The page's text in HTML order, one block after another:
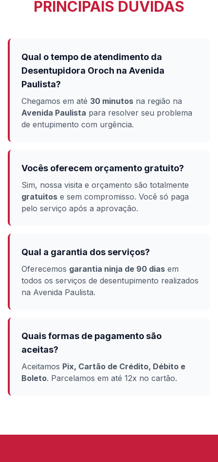
PRINCIPAIS DÚVIDAS
Qual o tempo de atendimento da
Desentupidora Oroch na Avenida
Paulista?
Chegamos em até 30 minutos na região na
Avenida Paulista para resolver seu problema
de entupimento com urgência.
Vocês oferecem orçamento gratuito?
Sim, nossa visita e orçamento são totalmente
gratuitos e sem compromisso. Você só paga
pelo serviço após a aprovação.
Qual a garantia dos serviços?
Oferecemos garantia ninja de 90 dias em
todos os serviços de desentupimento realizados
na Avenida Paulista.
Quais formas de pagamento são
aceitas?
Aceitamos Pix, Cartão de Crédito, Débito e
Boleto. Parcelamos em até 12x no cartão.